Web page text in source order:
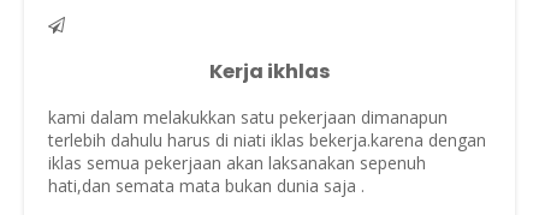
Kerja ikhlas
kami dalam melakukkan satu pekerjaan dimanapun
terlebih dahulu harus di niati iklas bekerja.karena dengan
iklas semua pekerjaan akan laksanakan sepenuh
hati,dan semata mata bukan dunia saja .